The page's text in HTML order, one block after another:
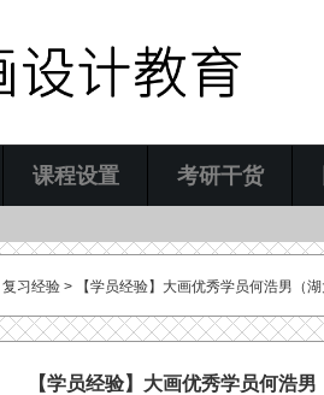
课程设置 考研干货
复习经验 > 【学员经验】大画优秀学员何浩男（
【学员经验】大画优秀学员何浩